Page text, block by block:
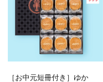
［お中元短冊付き］ゆか